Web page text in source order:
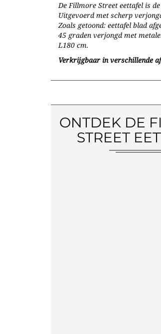
De Fillmore Street eettafel is
Uitgevoerd met scherp
Zoals getoond: eettafel blad
45 graden verjongd met
L180 cm.
Verkrijgbaar in verschillende
ONTDEK DE
STREET